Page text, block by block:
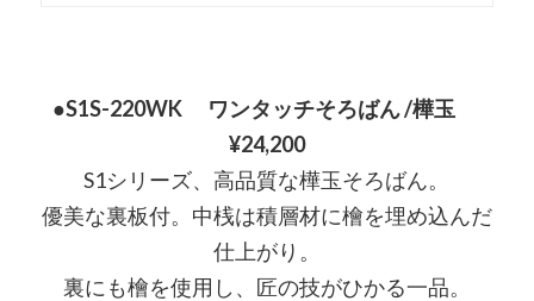
●S1S-220WK ワンタッチそろばん /樺玉
¥24,200
S1シリーズ、高品質な樺玉そろばん。
優美な裏板付。中桟は積層材に檜を埋め込んだ
仕上がり。
裏にも檜を使用し、匠の技がひかる一品。